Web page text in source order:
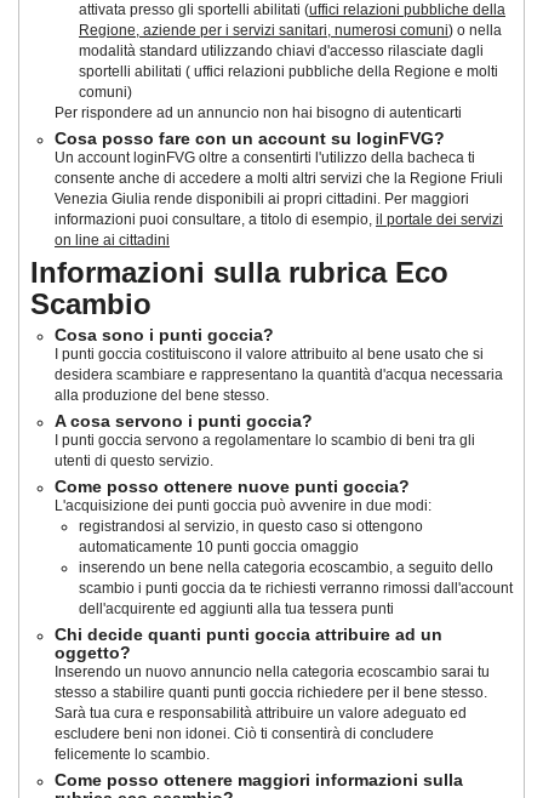
attivata presso gli sportelli abilitati (uffici relazioni pubbliche della
Regione, aziende per i servizi sanitari, numerosi comuni) o nella
modalità standard utilizzando chiavi d'accesso rilasciate dagli
sportelli abilitati ( uffici relazioni pubbliche della Regione e molti
comuni)
Per rispondere ad un annuncio non hai bisogno di autenticarti
Cosa posso fare con un account su loginFVG?
Un account loginFVG oltre a consentirti l'utilizzo della bacheca ti
consente anche di accedere a molti altri servizi che la Regione Friuli
Venezia Giulia rende disponibili ai propri cittadini. Per maggiori
informazioni puoi consultare, a titolo di esempio, il portale dei servizi
on line ai cittadini
Informazioni sulla rubrica Eco
Scambio
Cosa sono i punti goccia?
I punti goccia costituiscono il valore attribuito al bene usato che si
desidera scambiare e rappresentano la quantità d'acqua necessaria
alla produzione del bene stesso.
A cosa servono i punti goccia?
I punti goccia servono a regolamentare lo scambio di beni tra gli
utenti di questo servizio.
Come posso ottenere nuove punti goccia?
L'acquisizione dei punti goccia può avvenire in due modi:
registrandosi al servizio, in questo caso si ottengono
automaticamente 10 punti goccia omaggio
inserendo un bene nella categoria ecoscambio, a seguito dello
scambio i punti goccia da te richiesti verranno rimossi dall'account
dell'acquirente ed aggiunti alla tua tessera punti
Chi decide quanti punti goccia attribuire ad un
oggetto?
Inserendo un nuovo annuncio nella categoria ecoscambio sarai tu
stesso a stabilire quanti punti goccia richiedere per il bene stesso.
Sarà tua cura e responsabilità attribuire un valore adeguato ed
escludere beni non idonei. Ciò ti consentirà di concludere
felicemente lo scambio.
Come posso ottenere maggiori informazioni sulla